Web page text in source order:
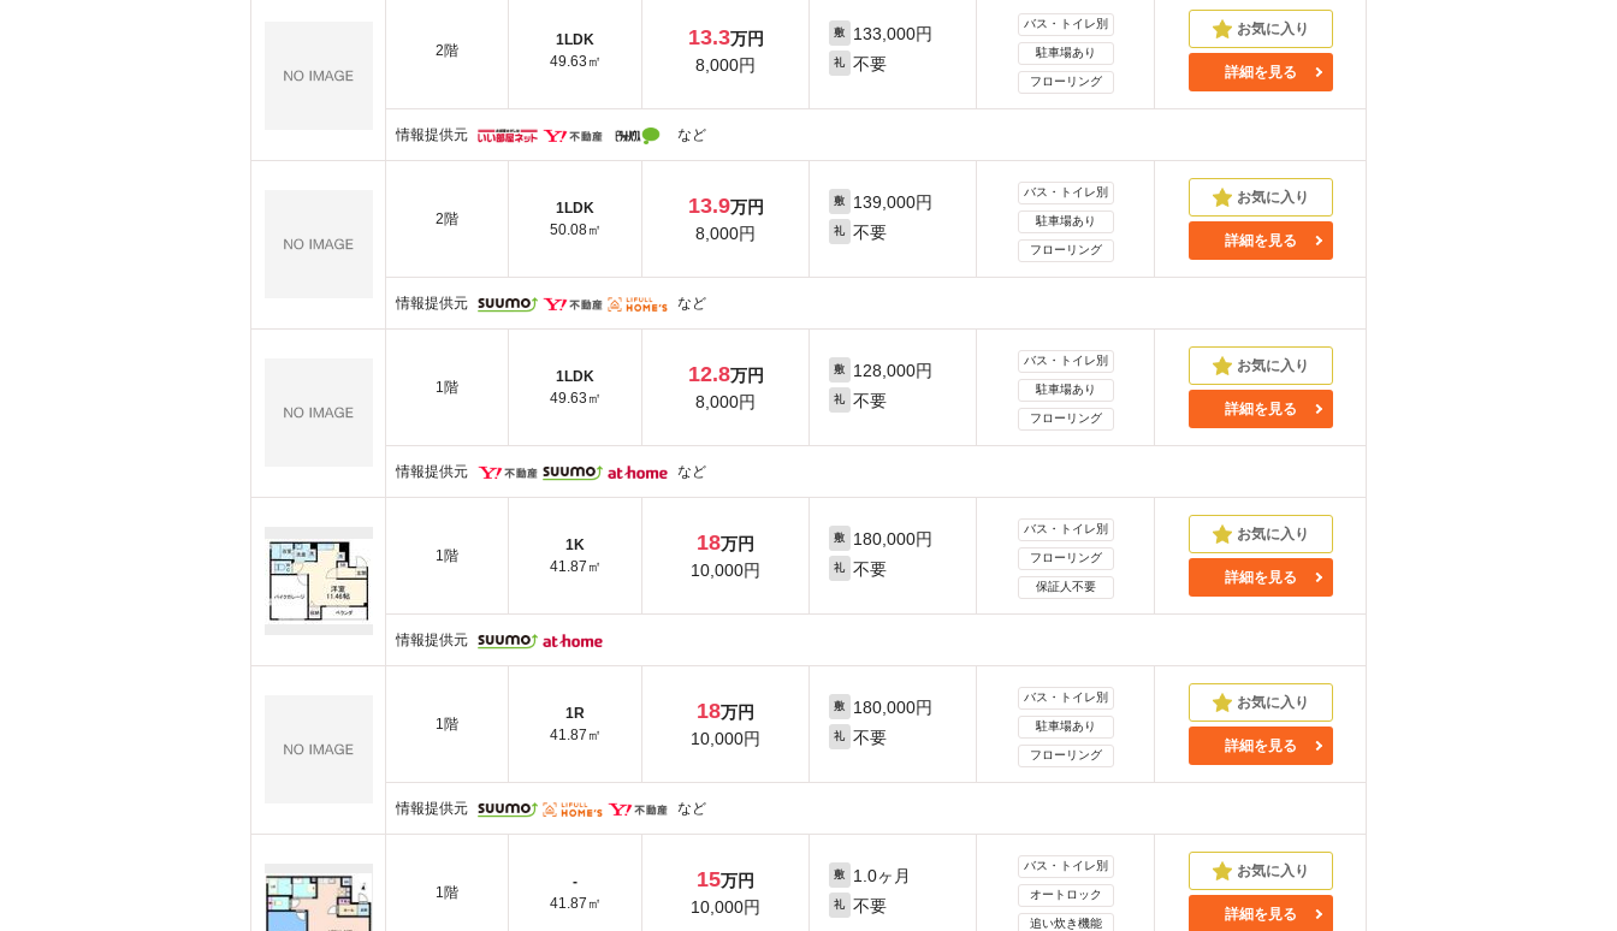
2階
1LDK
49.63㎡
13.3万円
8,000円
敷 133,000円
礼 不要
バス・トイレ別
駐車場あり
フローリング
詳細を見る
情報提供元 など
2階
1LDK
50.08㎡
13.9万円
8,000円
敷 139,000円
礼 不要
バス・トイレ別
駐車場あり
フローリング
詳細を見る
情報提供元 など
1階
1LDK
49.63㎡
12.8万円
8,000円
敷 128,000円
礼 不要
バス・トイレ別
駐車場あり
フローリング
詳細を見る
情報提供元 など
1階
1K
41.87㎡
18万円
10,000円
敷 180,000円
礼 不要
バス・トイレ別
フローリング
保証人不要
詳細を見る
情報提供元
1階
1R
41.87㎡
18万円
10,000円
敷 180,000円
礼 不要
バス・トイレ別
駐車場あり
フローリング
詳細を見る
情報提供元 など
1階
-
41.87㎡
15万円
10,000円
敷 1.0ヶ月
礼 不要
バス・トイレ別
オートロック
追い炊き機能
詳細を見る